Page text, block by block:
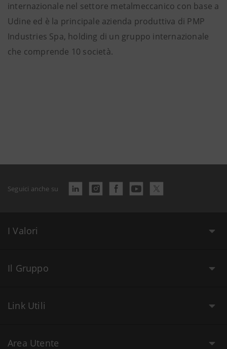
internazionale nel settore metalmeccanico con base a
Udine ed è la principale azienda produttiva di PMP
Industries Spa, holding di un gruppo internazionale
che comprende 10 società.
Seguici anche su
I Valori
Il Gruppo
Link Utili
Area Utente